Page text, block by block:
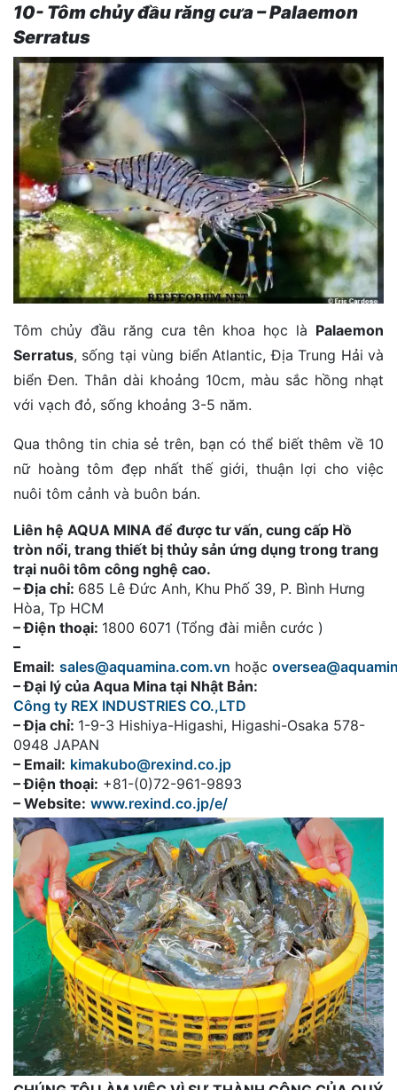
10- Tôm chủy đầu răng cưa – Palaemon
Serratus
Tôm chủy đầu răng cưa tên khoa học là Palaemon
Serratus, sống tại vùng biển Atlantic, Địa Trung Hải và
biển Đen. Thân dài khoảng 10cm, màu sắc hồng nhạt
với vạch đỏ, sống khoảng 3-5 năm.
Qua thông tin chia sẻ trên, bạn có thể biết thêm về 10
nữ hoàng tôm đẹp nhất thế giới, thuận lợi cho việc
nuôi tôm cảnh và buôn bán.
Liên hệ AQUA MINA để được tư vấn, cung cấp Hồ
tròn nổi, trang thiết bị thủy sản ứng dụng trong trang
trại nuôi tôm công nghệ cao.
– Địa chỉ: 685 Lê Đức Anh, Khu Phố 39, P. Bình Hưng
Hòa, Tp HCM
– Điện thoại: 1800 6071 (Tổng đài miễn cước )
–
Email: sales@aquamina.com.vn hoặc
– Đại lý của Aqua Mina tại Nhật Bản:
Công ty REX INDUSTRIES CO.,LTD
– Địa chỉ: 1-9-3 Hishiya-Higashi, Higashi-Osaka 578-
0948 JAPAN
– Email: kimakubo@rexind.co.jp
– Điện thoại: +81-(0)72-961-9893
– Website: www.rexind.co.jp/e/